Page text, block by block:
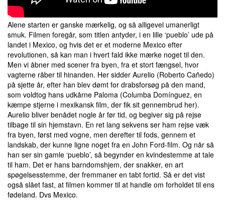
Alene starten er ganske mærkelig, og så alligevel umanerligt
smuk. Filmen foregår, som titlen antyder, i en lille ‘pueblo’ ude på
landet i Mexico, og hvis det er et moderne Mexico efter
revolutionen, så kan man i hvert fald ikke mærke noget til den.
Men vi åbner med scener fra byen, fra et stort fængsel, hvor
vagterne råber til hinanden. Her sidder Aurelio (Roberto Cañedo)
på sjette år, efter han blev dømt for drabsforsøg på den mand,
som voldtog hans udkårne Paloma (Columba Domínguez, en
kæmpe stjerne i mexikansk film, der fik sit gennembrud her).
Aurelio bliver benådet nogle år før tid, og begiver sig på rejse
tilbage til sin hjemstavn. En ret lang sekvens ser ham rejse væk
fra byen, først med vogne, men derefter til fods, gennem et
landskab, der kunne ligne noget fra en John Ford-film. Og når så
han ser sin gamle ‘pueblo’, så begynder en kvindestemme at tale
til ham. Det er hans barndomshjem, der snakker, en art
spøgelsesstemme, der fremmaner en tabt fortid. Så er det vist
også slået fast, at filmen kommer til at handle om forholdet til ens
fødeland. Dvs Mexico.